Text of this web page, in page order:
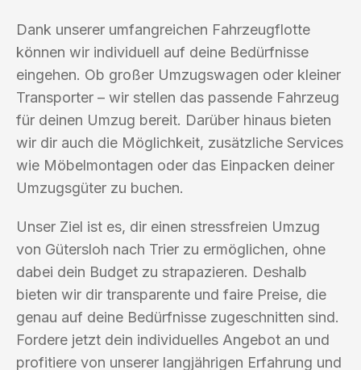
Dank unserer umfangreichen Fahrzeugflotte
können wir individuell auf deine Bedürfnisse
eingehen. Ob großer Umzugswagen oder kleiner
Transporter – wir stellen das passende Fahrzeug
für deinen Umzug bereit. Darüber hinaus bieten
wir dir auch die Möglichkeit, zusätzliche Services
wie Möbelmontagen oder das Einpacken deiner
Umzugsgüter zu buchen.
Unser Ziel ist es, dir einen stressfreien Umzug
von Gütersloh nach Trier zu ermöglichen, ohne
dabei dein Budget zu strapazieren. Deshalb
bieten wir dir transparente und faire Preise, die
genau auf deine Bedürfnisse zugeschnitten sind.
Fordere jetzt dein individuelles Angebot an und
profitiere von unserer langjährigen Erfahrung und